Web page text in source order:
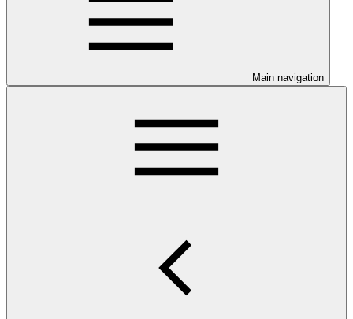
Main navigation